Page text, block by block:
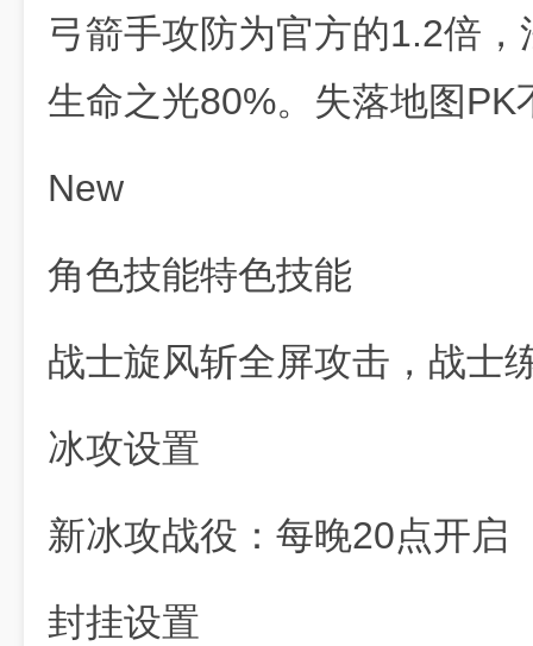
弓箭手攻防为官方的1.2倍
生命之光80%。失落地图PK
New
角色技能特色技能
战士旋风斩全屏攻击，战士
冰攻设置
新冰攻战役：每晚20点开启
封挂设置